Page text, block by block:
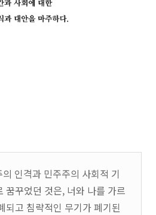
인격과 민주주의 사회적 기
꿈꾸었던 것은, 너와 나를 가르
되고 침략적인 무기가 폐기된